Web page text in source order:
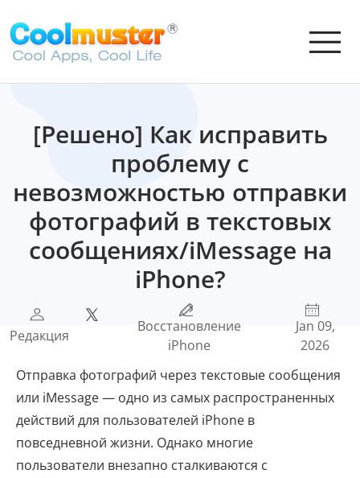
[Решено] Как исправить
проблему с
невозможностью отправки
фотографий в текстовых
сообщениях/iMessage на
iPhone?
Редакция
Восстановление
iPhone
Jan 09,
2026
Отправка фотографий через текстовые сообщения
или iMessage — одно из самых распространенных
действий для пользователей iPhone в
повседневной жизни. Однако многие
пользователи внезапно сталкиваются с